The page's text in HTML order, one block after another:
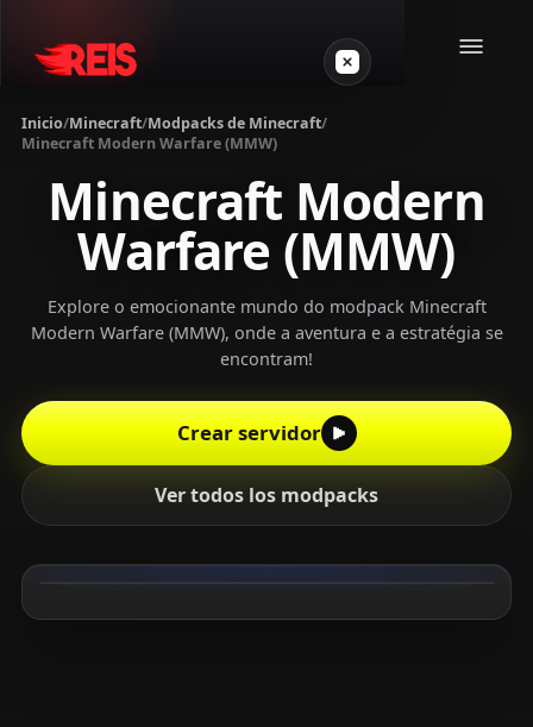
Otros juegos
VPS Gamer
Login
Crear servidor
Inicio/Minecraft/Modpacks de Minecraft/
Minecraft Modern Warfare (MMW)
Minecraft Modern
Warfare (MMW)
Explore o emocionante mundo do modpack Minecraft
Modern Warfare (MMW), onde a aventura e a estratégia se
encontram!
Crear servidor
Ver todos los modpacks